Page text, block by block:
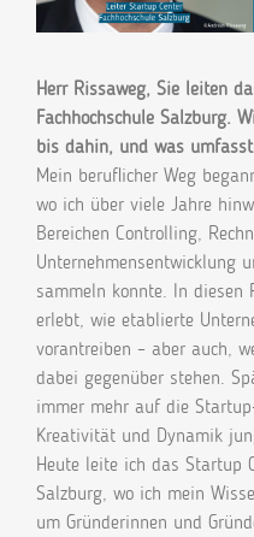
Herr Rissaweg, Sie leiten
Fachhochschule Salzburg.
bis dahin, und was
Mein beruflicher Weg
wo ich über viele Jahre
Bereichen Controlling,
Unternehmensentwicklung
sammeln konnte. In diesen
erlebt, wie etablierte
vorantreiben – aber auch,
dabei gegenüber stehen.
immer mehr auf die
Kreativität und Dynamik
Heute leite ich das Startup
Salzburg, wo ich mein
um Gründerinnen und